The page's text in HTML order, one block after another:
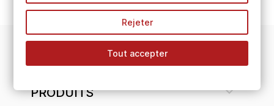
INFORMATIONS
PRODUITS 
Rejeter
Tout accepter